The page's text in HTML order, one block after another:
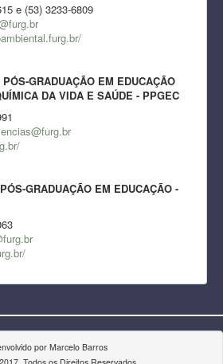
e (53) 3233-6809
GRADUAÇÃO EM EDUCAÇÃO
DA VIDA E SAÚDE - PPGEC
GRADUAÇÃO EM EDUCAÇÃO -
por Marcelo Barros